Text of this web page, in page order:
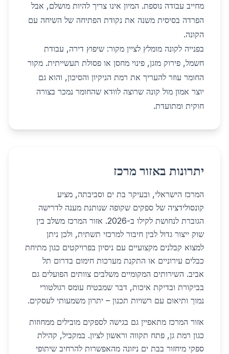
מחייב עבודה נוספת. המיון אינו צריך להיות מושלם, אבל
הפרדה בסיסית משנה את נקודת הפתיחה של השיחה עם
הקונה.
בפנייה לקונה מומלץ לציין מקור: שיפוץ דירה, עבודת
חשמל, פירוק מזגן, פינוי מחסן או פסולת תעשייתית. מקור
החומר עוזר להעריך את רמת הניקיון והסיכון, והוא גם
יוצר אמון מול קונה שרוצה לוודא שהחומר נמכר בצורה
חוקית ומתועדת.
יתרונות באזור מרכז
המרכז הישראלי, ובעיקר בת ים וסביבתה, מציע
קונסולידציה של ספקים שקופה שנותנת מענה לדרישה
הגוברת לנחושת לקילו ב-2026. אזור המרכז משלב בין
שוק ייצור גדול לבין חיבור למרכזי תשתית, ולכן ניתן
למצוא קבלנים מקצועיים עם ניסיון בפרויקטים כגון מתיחת
כבלים עירוניים או התקנת מערכות חימום בדרום תל
אביב. השירותים המקומיים משלבים צוותים הפועלים גם
בביקורת ובדיקת איכות, דבר שמבטיח עומס רגולטורי
נמוך ותיאום עם רשויות תכנון – יתרון משמעותי לעסקים.
אזור המרכז מתאפיין גם בגישה לספקים מובילים ממחוזות
כגון רמת גן, פתח תקווה וראשון לציון. במקביל, קהילת
ספקי מיחזור בבת ים ניזונה מהאפשרות להרחיב שיתופי